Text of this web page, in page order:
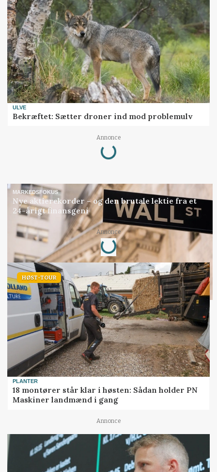
ULVE
Bekræftet: Sætter droner ind mod problemulv
Annonce
Loading...
MARKEDSFOKUS
Nye aktierekorder – og den brutale lektie fra et
24-årigt finansgeni
Annonce
Loading...
HØST-TOUR
PLANTER
18 montører står klar i høsten: Sådan holder PN
Maskiner landmænd i gang
Annonce